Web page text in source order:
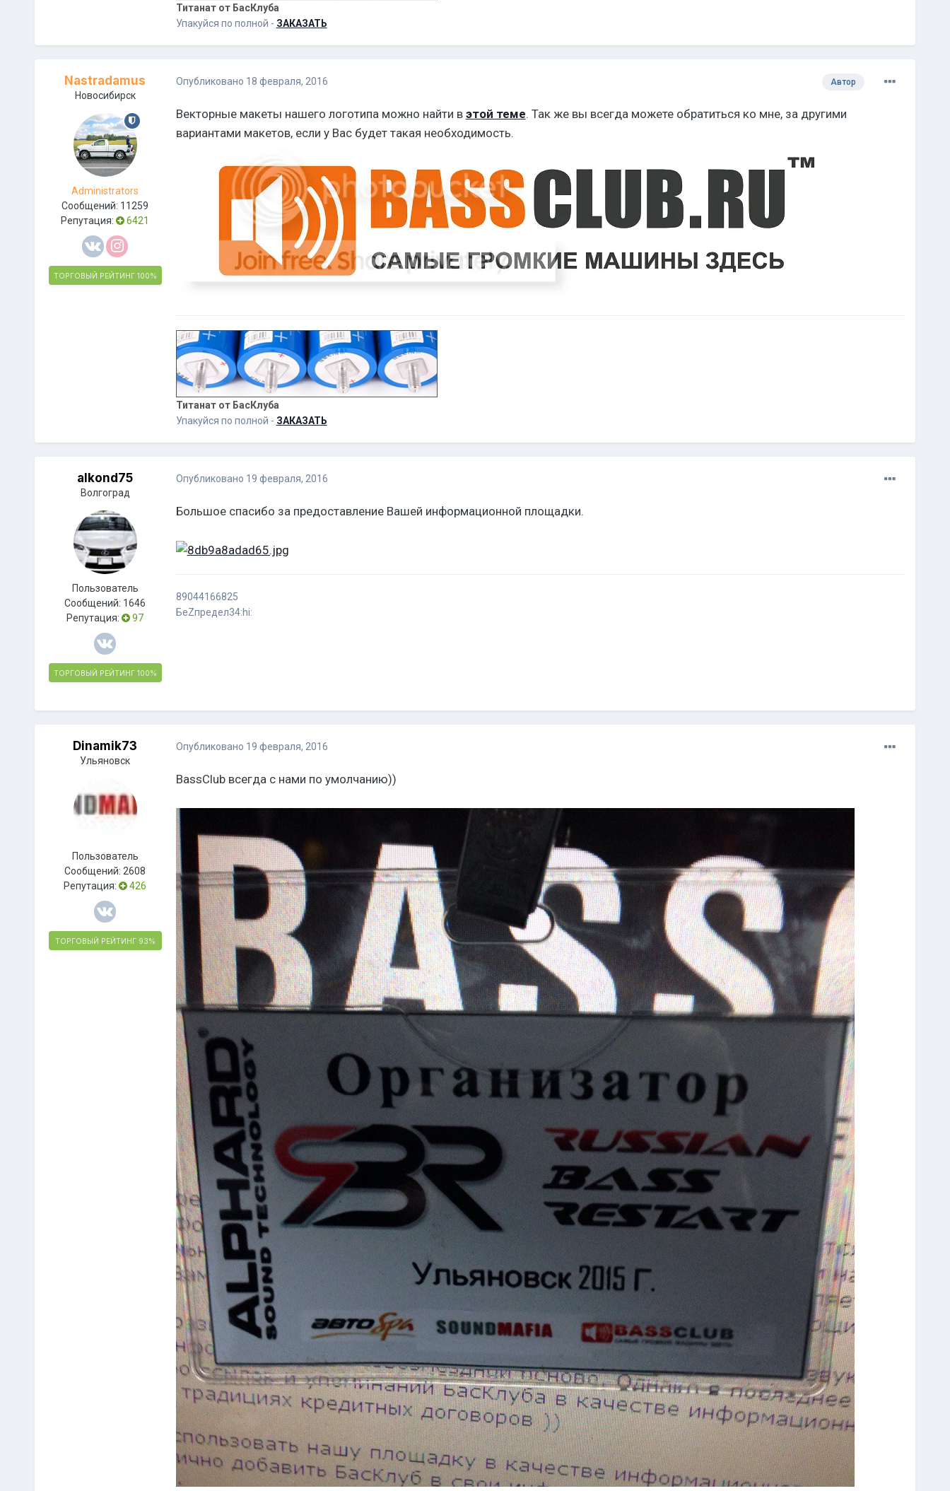
Титанат от БасКлуба
Упакуйся по полной - ЗАКАЗАТЬ
Nastradamus
Новосибирск
Administrators
Сообщений: 11259
Репутация:
6421
ТОРГОВЫЙ РЕЙТИНГ 100%
Автор
Опубликовано 18 февраля, 2016
Векторные макеты нашего логотипа можно найти в этой теме. Так же вы всегда можете обратиться ко мне, за другими
вариантами макетов, если у Вас будет такая необходимость.
Титанат от БасКлуба
Упакуйся по полной - ЗАКАЗАТЬ
alkond75
Волгоград
Пользователь
Сообщений: 1646
Репутация:
97
ТОРГОВЫЙ РЕЙТИНГ 100%
Опубликовано 19 февраля, 2016
Большое спасибо за предоставление Вашей информационной площадки.
89044166825
БеZпредел34:hi:
Dinamik73
Ульяновск
Пользователь
Сообщений: 2608
Репутация:
426
ТОРГОВЫЙ РЕЙТИНГ 93%
Опубликовано 19 февраля, 2016
BassClub всегда с нами по умолчанию))